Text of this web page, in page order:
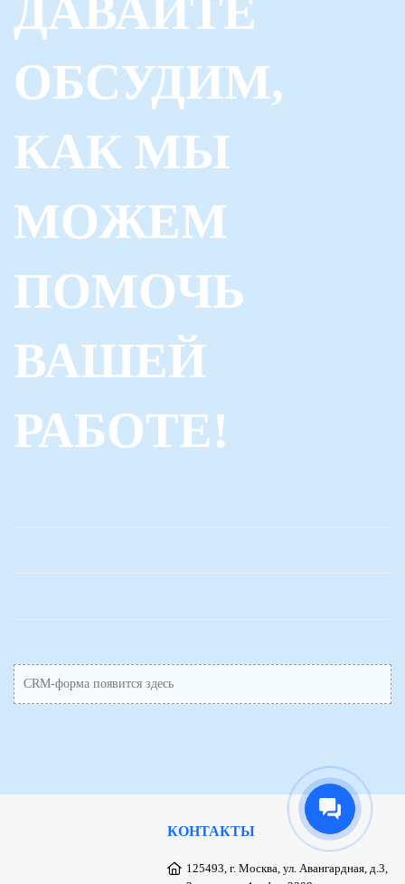
ДАВАЙТЕ
ОБСУДИМ,
КАК МЫ
МОЖЕМ
ПОМОЧЬ
ВАШЕЙ
РАБОТЕ!
CRM-форма появится здесь
КОНТАКТЫ
125493, г. Москва, ул. Авангардная, д.3,